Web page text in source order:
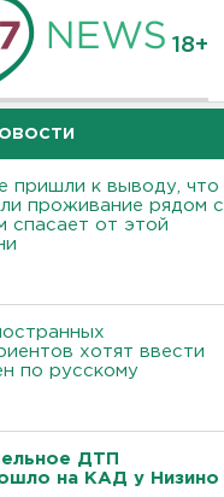
18+
пришли к выводу, что
проживание рядом с
спасает от этой
хотят ввести
по русскому
ДТП
на КАД у Низино